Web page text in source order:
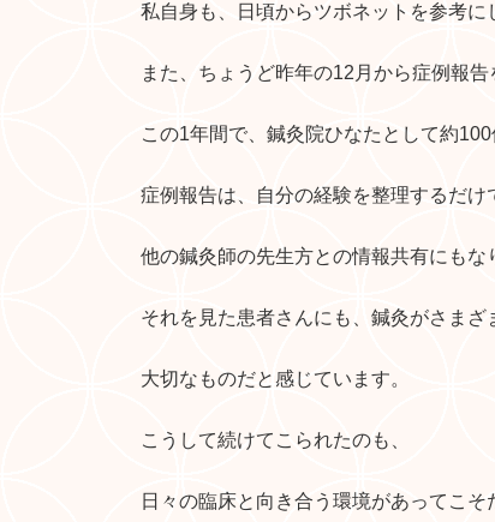
私自身も、日頃からツボネットを参考に
また、ちょうど昨年の12月から症例報告
この1年間で、鍼灸院ひなたとして約
症例報告は、自分の経験を整理するだけ
他の鍼灸師の先生方との情報共有にもな
それを見た患者さんにも、鍼灸がさま
大切なものだと感じています。
こうして続けてこられたのも、
日々の臨床と向き合う環境があってこそ